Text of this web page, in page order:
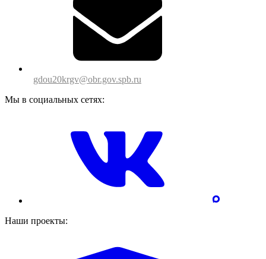
gdou20krgv@obr.gov.spb.ru
Мы в социальных сетях:
Наши проекты: